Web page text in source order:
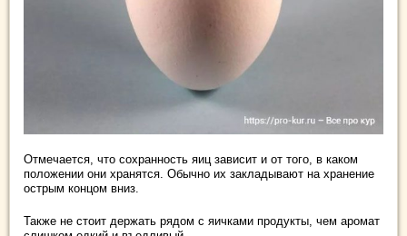
Отмечается, что сохранность яиц зависит и от того, в каком
положении они хранятся. Обычно их закладывают на хранение
острым концом вниз.
Также не стоит держать рядом с яичками продукты, чем аромат